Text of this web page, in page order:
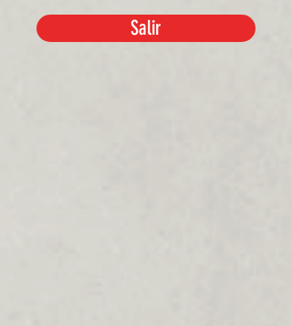
Salir